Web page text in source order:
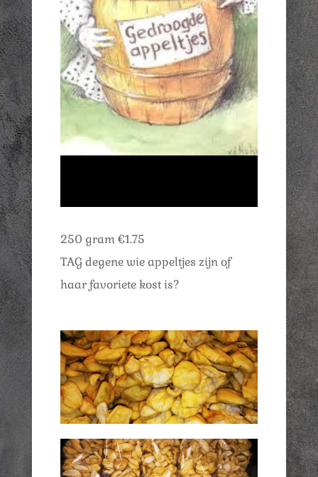
250 gram €1.75
TAG degene wie appeltjes zijn of
haar favoriete kost is?